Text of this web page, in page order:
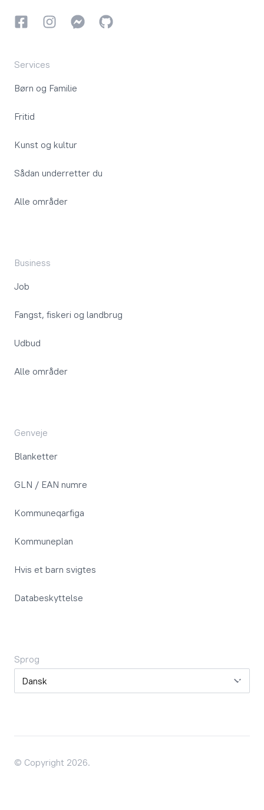
FacebookInstagramInstagram
GitHub
Services
Børn og Familie
Fritid
Kunst og kultur
Sådan underretter du
Alle områder
Business
Job
Fangst, fiskeri og landbrug
Udbud
Alle områder
Genveje
Blanketter
GLN / EAN numre
Kommuneqarfiga
Kommuneplan
Hvis et barn svigtes
Databeskyttelse
Sprog
Sprog
© Copyright 2026.